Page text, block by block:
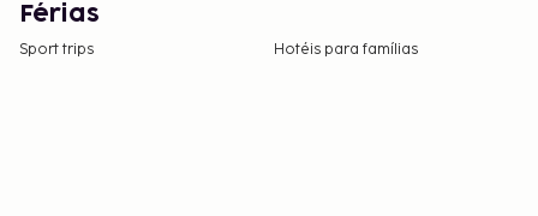
Férias
Sport trips Hotéis para famílias